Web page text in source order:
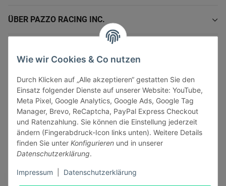
Wie wir Cookies & Co nutzen
Durch Klicken auf „Alle akzeptieren“ gestatten Sie den
Einsatz folgender Dienste auf unserer Website: YouTube,
Meta Pixel, Google Analytics, Google Ads, Google Tag
Manager, Brevo, ReCaptcha, PayPal Express Checkout
und Ratenzahlung. Sie können die Einstellung jederzeit
ändern (Fingerabdruck-Icon links unten). Weitere Details
finden Sie unter Konfigurieren und in unserer
Datenschutzerklärung.
Impressum Datenschutzerklärung
ÜBER PAZZO RACING INC.
GESETZLICHE INFORMATIONEN
Vertrag widerrufen
Sicher bezahlen via: